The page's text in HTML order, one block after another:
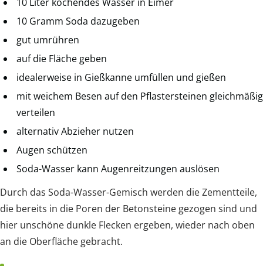
10 Gramm Soda dazugeben
gut umrühren
auf die Fläche geben
idealerweise in Gießkanne umfüllen und gießen
mit weichem Besen auf den Pflastersteinen gleichmäßig
verteilen
alternativ Abzieher nutzen
Augen schützen
Soda-Wasser kann Augenreitzungen auslösen
Durch das Soda-Wasser-Gemisch werden die Zementteile,
die bereits in die Poren der Betonsteine gezogen sind und
hier unschöne dunkle Flecken ergeben, wieder nach oben
an die Oberfläche gebracht.